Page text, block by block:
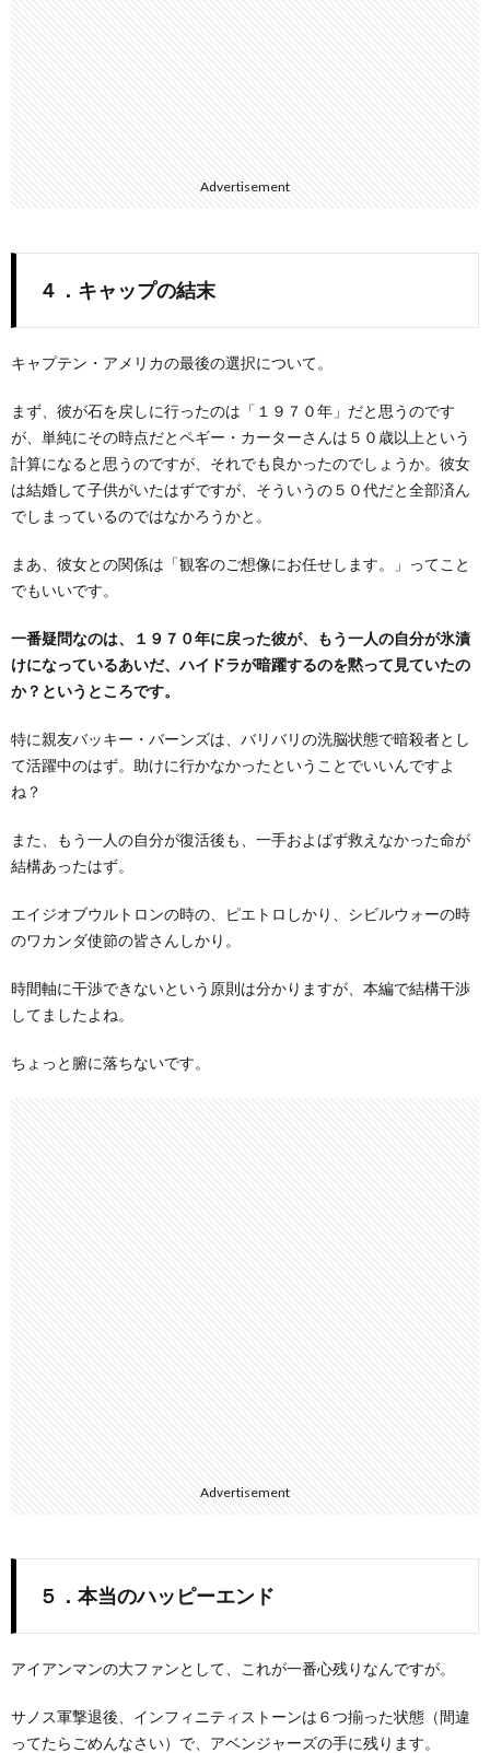
Advertisement
４．キャップの結末
キャプテン・アメリカの最後の選択について。
まず、彼が石を戻しに行ったのは「１９７０年」だと思うのです
が、単純にその時点だとペギー・カーターさんは５０歳以上という
計算になると思うのですが、それでも良かったのでしょうか。彼女
は結婚して子供がいたはずですが、そういうの５０代だと全部済ん
でしまっているのではなかろうかと。
まあ、彼女との関係は「観客のご想像にお任せします。」ってこと
でもいいです。
一番疑問なのは、１９７０年に戻った彼が、もう一人の自分が氷漬
けになっているあいだ、ハイドラが暗躍するのを黙って見ていたの
か？というところです。
特に親友バッキー・バーンズは、バリバリの洗脳状態で暗殺者とし
て活躍中のはず。助けに行かなかったということでいいんですよ
ね？
また、もう一人の自分が復活後も、一手およばず救えなかった命が
結構あったはず。
エイジオブウルトロンの時の、ピエトロしかり、シビルウォーの時
のワカンダ使節の皆さんしかり。
時間軸に干渉できないという原則は分かりますが、本編で結構干渉
してましたよね。
ちょっと腑に落ちないです。
Advertisement
５．本当のハッピーエンド
アイアンマンの大ファンとして、これが一番心残りなんですが。
サノス軍撃退後、インフィニティストーンは６つ揃った状態（間違
ってたらごめんなさい）で、アベンジャーズの手に残ります。